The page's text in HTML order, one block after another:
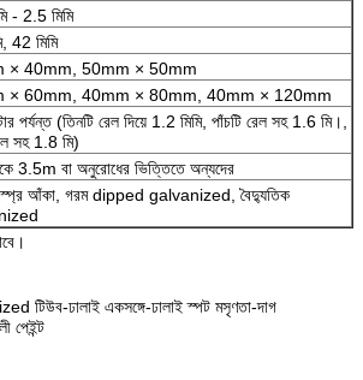
- 2.5 মিমি
42 মিমি
× 40mm, 50mm × 50mm
× 60mm, 40mm × 80mm, 40mm × 120mm
পর্যন্ত (তিনটি রেল দিয়ে 1.2 মিমি, পাঁচটি রেল সহ 1.6 মি।,
সহ 1.8 মি)
3.5m বা অনুরোধের ভিত্তিতে অন্যদের
আঁকা, গরম dipped galvanized, বৈদ্যুতিক
টিউব-ঢালাই একসঙ্গে-ঢালাই স্পট মসৃণতা-দাগ
পেইন্ট